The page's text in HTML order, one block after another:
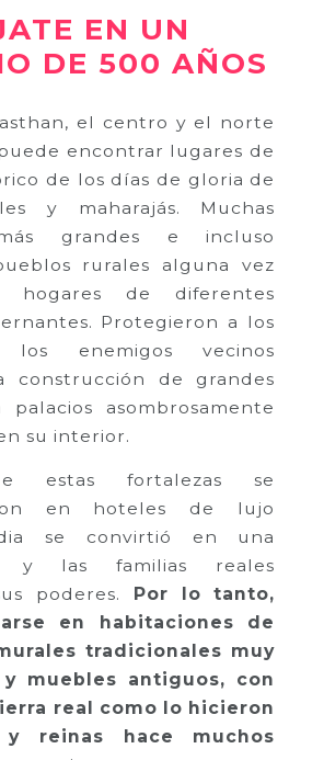
EN UN
DE 500 AÑOS
el centro y el norte
encontrar lugares de
de los días de gloria de
y maharajás. Muchas
grandes e incluso
rurales alguna vez
hogares de diferentes
Protegieron a los
enemigos vecinos
construcción de grandes
asombrosamente
su interior.
estas fortalezas se
en hoteles de lujo
se convirtió en una
y las familias reales
poderes. Por lo tanto,
en habitaciones de
tradicionales muy
muebles antiguos, con
real como lo hicieron
reinas hace muchos